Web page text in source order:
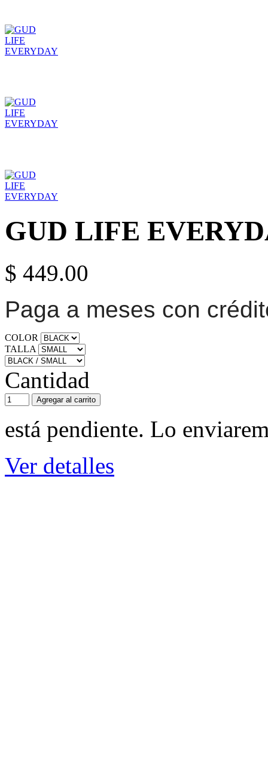
GUD LIFE
$ 449.00
Paga a meses con
COLOR
TALLA
Cantidad
Agregar al carrito
está pendiente. Lo
Ver detalles